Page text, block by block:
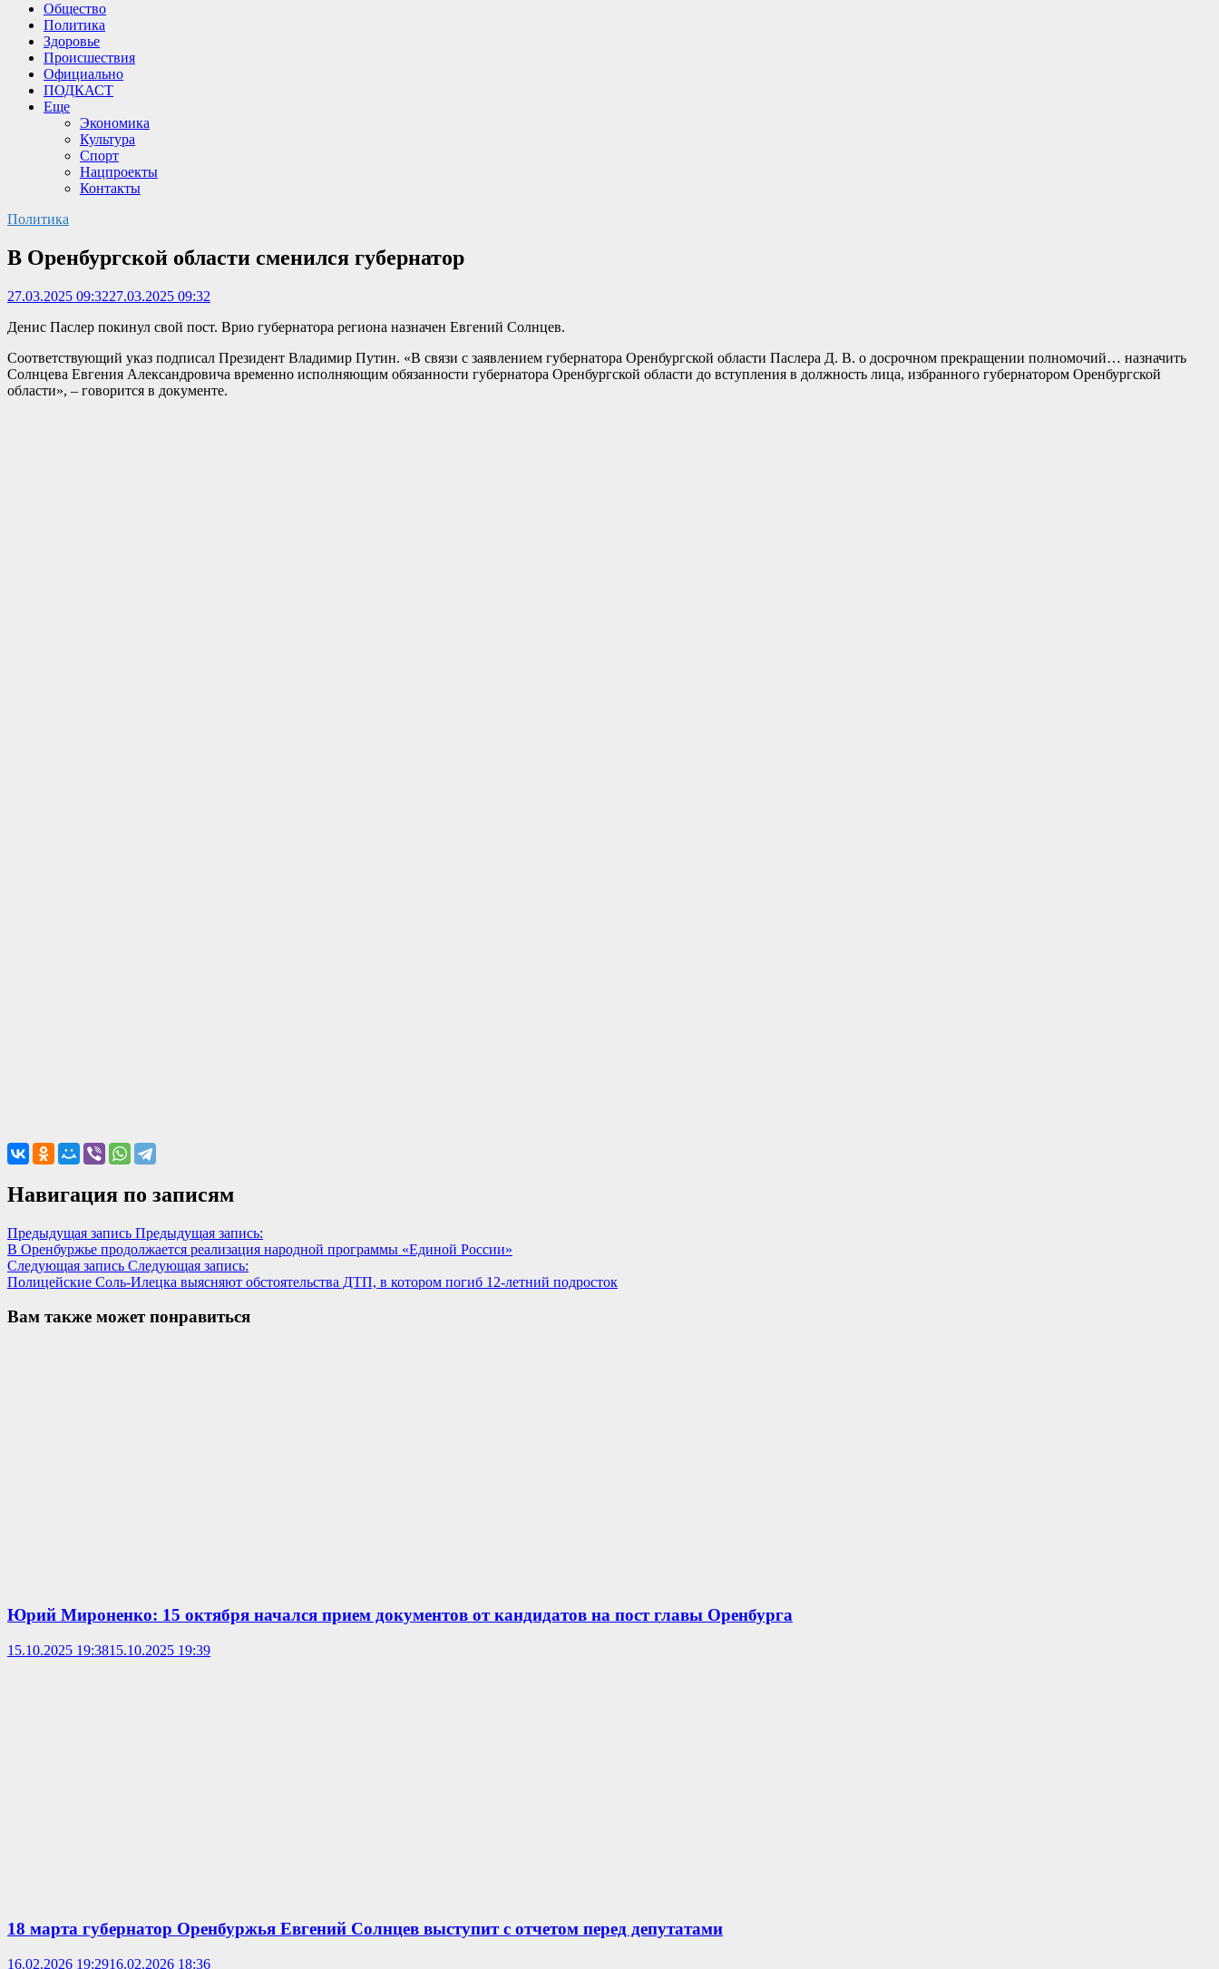
Общество
Политика
Здоровье
Происшествия
Официально
ПОДКАСТ
Еще
Экономика
Культура
Спорт
Нацпроекты
Контакты
Политика
В Оренбургской области сменился губернатор
27.03.2025 09:3227.03.2025 09:32
Денис Паслер покинул свой пост. Врио губернатора региона назначен Евгений Солнцев.
Соответствующий указ подписал Президент Владимир Путин. «В связи с заявлением губернатора Оренбургской области Паслера Д. В. о досрочном прекращении полномочий… назначить
Солнцева Евгения Александровича временно исполняющим обязанности губернатора Оренбургской области до вступления в должность лица, избранного губернатором Оренбургской
области», – говорится в документе.
Навигация по записям
Предыдущая запись Предыдущая запись:
В Оренбуржье продолжается реализация народной программы «Единой России»
Следующая запись Следующая запись:
Полицейские Соль-Илецка выясняют обстоятельства ДТП, в котором погиб 12-летний подросток
Вам также может понравиться
Юрий Мироненко: 15 октября начался прием документов от кандидатов на пост главы Оренбурга
15.10.2025 19:3815.10.2025 19:39
18 марта губернатор Оренбуржья Евгений Солнцев выступит с отчетом перед депутатами
16.02.2026 19:2916.02.2026 18:36